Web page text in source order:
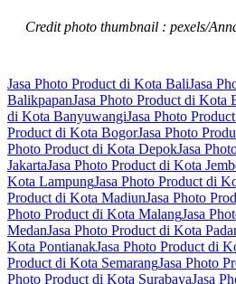
Credit photo thumbnail : pexels/
Jasa Photo Product di Kota BaliJasa
BalikpapanJasa Photo Product di Kota
di Kota BanyuwangiJasa Photo
Product di Kota BogorJasa Photo
Photo Product di Kota DepokJasa
JakartaJasa Photo Product di Kota
Kota LampungJasa Photo Product di
Product di Kota MadiunJasa Photo
Photo Product di Kota MalangJasa
MedanJasa Photo Product di Kota
Kota PontianakJasa Photo Product di
Product di Kota SemarangJasa Photo
Photo Product di Kota SurabayaJasa